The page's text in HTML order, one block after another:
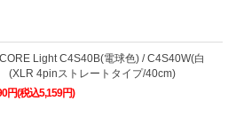
Light C4S40B(電球色) / C4S40W(白
(XLR 4pinストレートタイプ/40cm)
円(税込5,159円)